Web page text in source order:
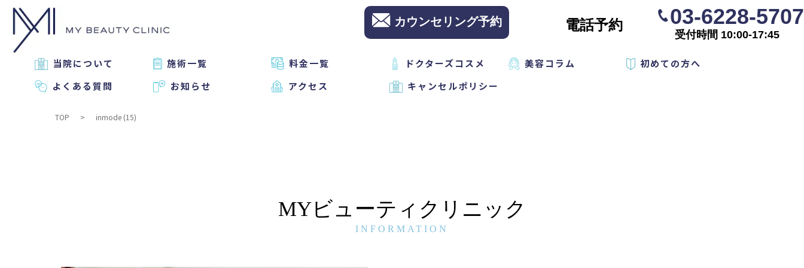
カウンセリング予約 電話予約 03-6228-5707
受付時間 10:00-17:45
当院について 施術一覧 料金一覧 ドクターズコスメ 美容コラム
初めての方へ
よくある質問
お知らせ アクセス キャンセルポリシー
TOP inmode (15)
MYビューティクリニック
INFORMATION